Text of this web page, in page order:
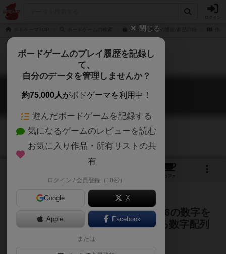
キャット数独の通販/商品詳細
キャット数独
Cat Sudoku
カフェ
数独の基本ルールをベースに、1～6の数字を
入れると同時に、マイナス点になる数字配列
閉じる
ボードゲームのプレイ履歴を記録し
て、
自分のデータを管理しませんか？
約75,000人がボドゲーマを利用中！
遊んだボードゲームを記録する
気になるゲームのレビューを読む
お気に入り作品・所有リストの共
有
ログイン / 会員登録（10秒）
Google X
Apple Facebook
または